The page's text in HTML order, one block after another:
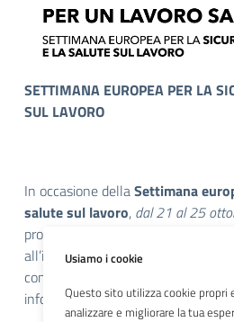
SETTIMANA EUROPEA PER LA
SUL LAVORO
In occasione dellaSettimana
salute sul lavoro, dal 21 al 25
promuove la cultura della salute e
all’interno dei luoghi di lavoro, con
contrastare l’insorgenza di malattie
infortuni.
Usiamo i cookie
Questo sito utilizza cookie propri
analizzare e migliorare la tua